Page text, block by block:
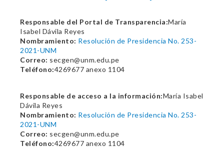
Responsable del Portal de Transparencia:María
Isabel Dávila Reyes
Nombramiento: Resolución de Presidencia No. 253-
2021-UNM
Correo: secgen@unm.edu.pe
Teléfono:4269677 anexo 1104
Responsable de acceso a la información:María Isabel
Dávila Reyes
Nombramiento: Resolución de Presidencia No. 253-
2021-UNM
Correo: secgen@unm.edu.pe
Teléfono:4269677 anexo 1104